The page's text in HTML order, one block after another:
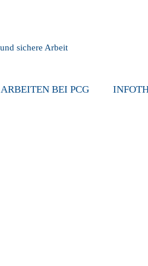
ARBEITEN BEI PCG